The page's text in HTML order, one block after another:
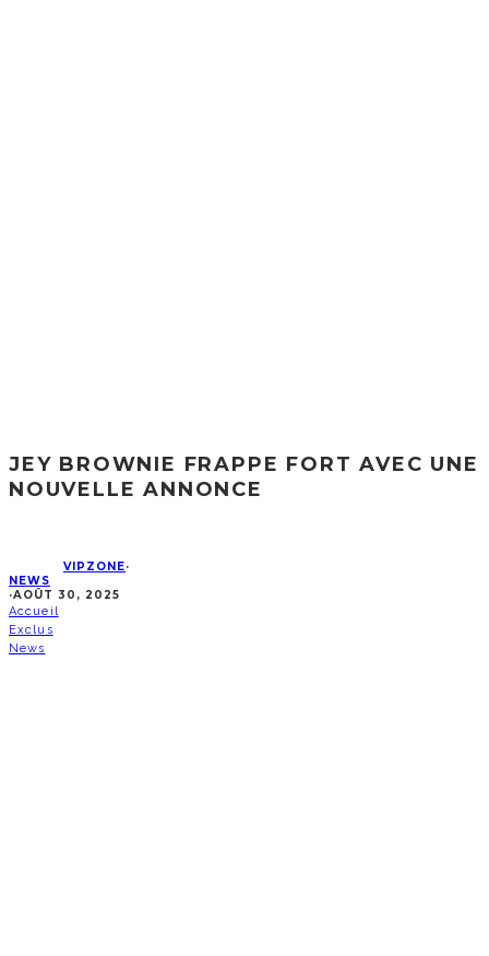
JEY BROWNIE FRAPPE FORT AVEC UNE
NOUVELLE ANNONCE
VIPZONE·
NEWS
·AOÛT 30, 2025
Accueil
Exclus
News